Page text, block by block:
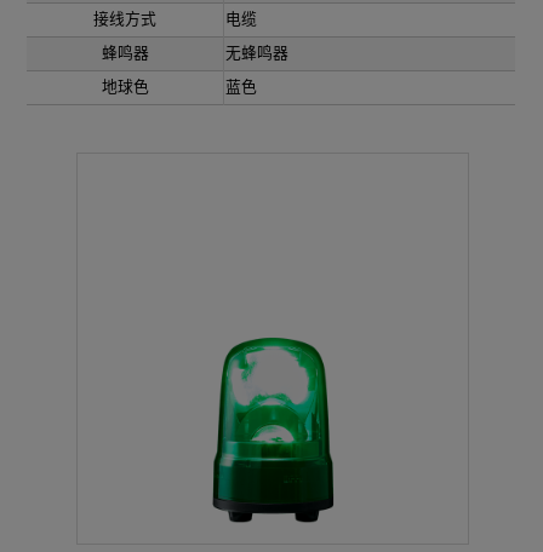
接线方式
电缆
蜂鸣器
无蜂鸣器
地球色
蓝色